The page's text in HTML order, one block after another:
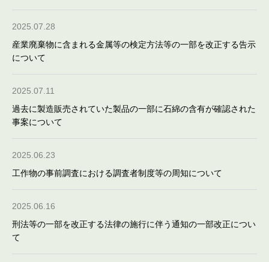
2025.07.28
産業廃棄物に含まれる金属等の検定方法等の一部を改正する告示
について
2025.07.11
過去に製造販売されていた製品の一部に石綿の含有が確認された
事案について
2025.06.23
工作物の事前調査における調査者制度等の周知について
2025.06.16
刑法等の一部を改正する法律の施行に伴う通知の一部改正につい
て